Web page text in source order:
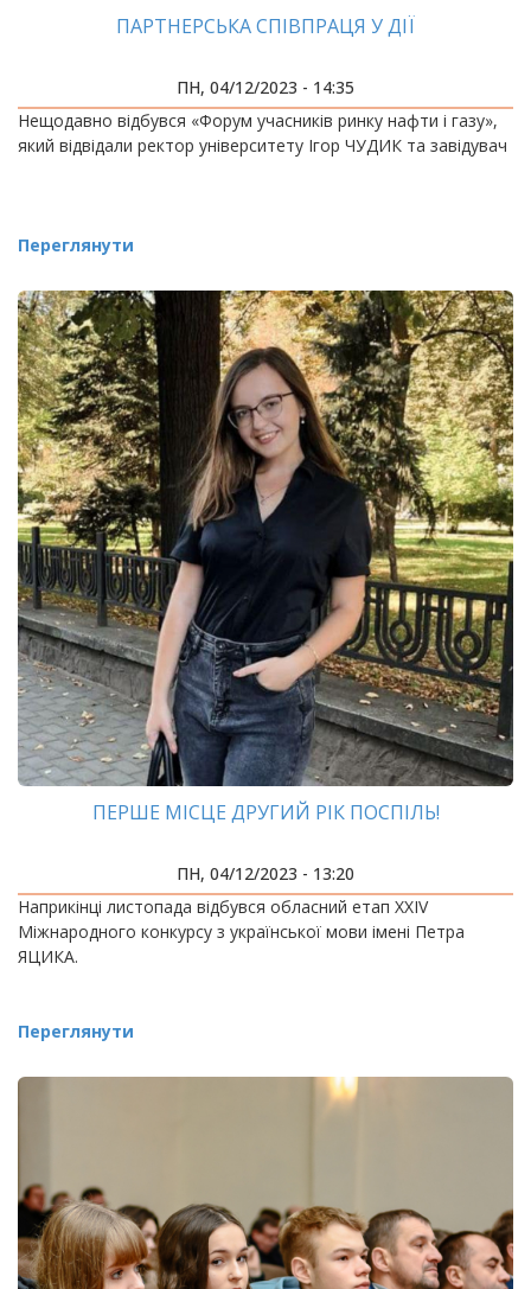
ПАРТНЕРСЬКА СПІВПРАЦЯ У ДІЇ
ПН, 04/12/2023 - 14:35
Нещодавно відбувся «Форум учасників ринку нафти і газу»,
який відвідали ректор університету Ігор ЧУДИК та завідувач
Переглянути
ПЕРШЕ МІСЦЕ ДРУГИЙ РІК ПОСПІЛЬ!
ПН, 04/12/2023 - 13:20
Наприкінці листопада відбувся обласний етап XXIV
Міжнародного конкурсу з української мови імені Петра
ЯЦИКА.
Переглянути